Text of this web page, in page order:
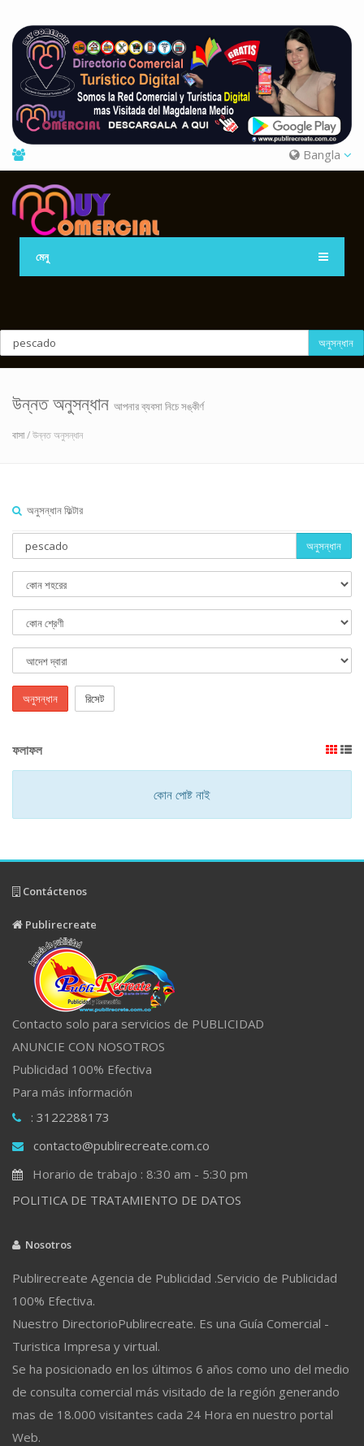
Bangla
মেনু
অনুসন্ধান
উন্নত অনুসন্ধান আপনার ব্যবসা নিচে সঙ্কীর্ণ
বাসা/ উন্নত অনুসন্ধান
অনুসন্ধান ফিল্টার
অনুসন্ধান
অনুসন্ধান রিসেট
ফলাফল
কোন পোষ্ট নাই
Contáctenos
Publirecreate
Contacto solo para servicios de PUBLICIDAD
ANUNCIE CON NOSOTROS
Publicidad 100% Efectiva
Para más información
: 3122288173
contacto@publirecreate.com.co
Horario de trabajo : 8:30 am - 5:30 pm
POLITICA DE TRATAMIENTO DE DATOS
Nosotros
Publirecreate Agencia de Publicidad .Servicio de Publicidad
100% Efectiva.
Nuestro DirectorioPublirecreate. Es una Guía Comercial -
Turistica Impresa y virtual.
Se ha posicionado en los últimos 6 años como uno del medio
de consulta comercial más visitado de la región generando
mas de 18.000 visitantes cada 24 Hora en nuestro portal
Web.